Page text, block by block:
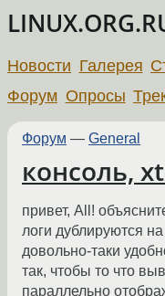
Новости Галерея
Форум Опросы
Форум — General
консоль,
привет, All!
логи дублируются
довольно-таки
так, чтобы то что
параллельно